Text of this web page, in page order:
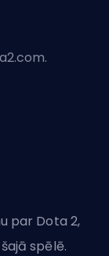
par Dota 2,
spēlē.